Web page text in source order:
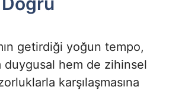
getirdiği yoğun tempo,
duygusal hem de zihinsel
karşılaşmasına